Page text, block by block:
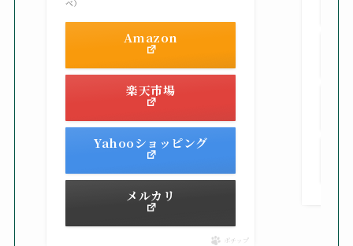
べ）
Amazon
楽天市場
Yahooショッピング
メルカリ
ポチップ